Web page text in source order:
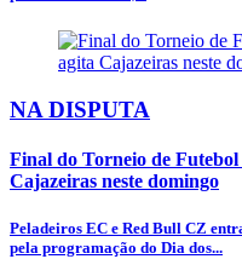
NA DISPUTA
Final do Torneio de
Cajazeiras neste domingo
Peladeiros EC e Red Bull CZ
pela programação do Dia dos...